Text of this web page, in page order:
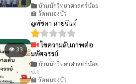
บ้านนักวิทยาศาสตร์น้อย
🏫 วัดหนองบัว
@พัชดา ฉายฉันท์
👁 33
ไขความลับภาพต่อ
มหัศจรรย์
บ้านนักวิทยาศาสตร์น้อย
ป.1
🏫 วัดหนองบัว